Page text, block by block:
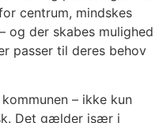
centrum, mindskes
og der skabes mulighed
passer til deres behov
– ikke kun
Det gælder især i